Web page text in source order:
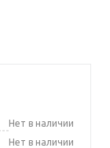
Нет в наличии
Нет в наличии